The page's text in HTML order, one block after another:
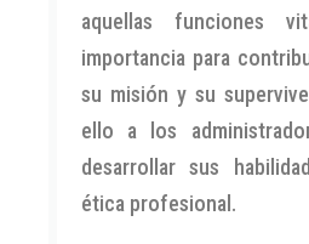
aquellas funciones
importancia para
su misión y su
ello a los
desarrollar sus
ética profesional.